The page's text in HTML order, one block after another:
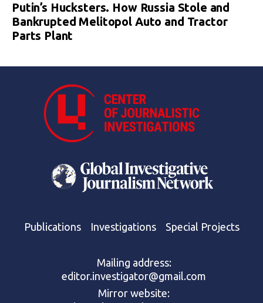
Putin’s Hucksters. How Russia Stole and
Bankrupted Melitopol Auto and Tractor
Parts Plant
Publications Investigations Special Projects
Mailing address:
editor.investigator@gmail.com
Mirror website: